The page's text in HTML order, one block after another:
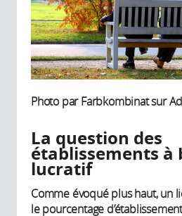
Photo par Farbkombinat sur
La question des
établissements à
lucratif
Comme évoqué plus haut, un
le pourcentage